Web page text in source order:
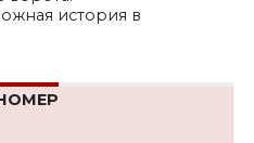
история в